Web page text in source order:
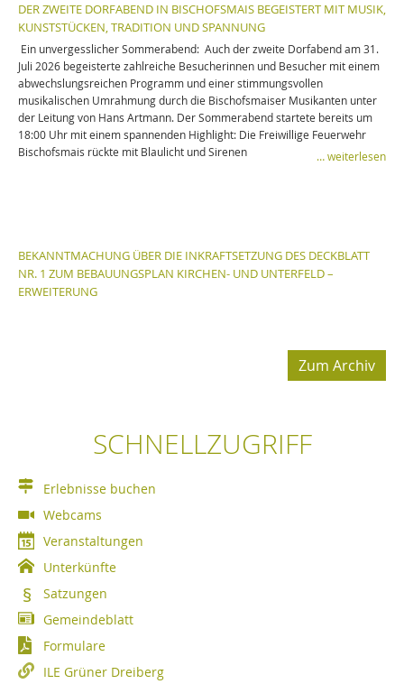
DER ZWEITE DORFABEND IN BISCHOFSMAIS BEGEISTERT MIT MUSIK,
KUNSTSTÜCKEN, TRADITION UND SPANNUNG
Ein unvergesslicher Sommerabend: Auch der zweite Dorfabend am 31.
Juli 2026 begeisterte zahlreiche Besucherinnen und Besucher mit einem
abwechslungsreichen Programm und einer stimmungsvollen
musikalischen Umrahmung durch die Bischofsmaiser Musikanten unter
der Leitung von Hans Artmann. Der Sommerabend startete bereits um
18:00 Uhr mit einem spannenden Highlight: Die Freiwillige Feuerwehr
Bischofsmais rückte mit Blaulicht und Sirenen
… weiterlesen
BEKANNTMACHUNG ÜBER DIE INKRAFTSETZUNG DES DECKBLATT
NR. 1 ZUM BEBAUUNGSPLAN KIRCHEN- UND UNTERFELD –
ERWEITERUNG
Zum Archiv
SCHNELLZUGRIFF
Erlebnisse buchen
Webcams
Veranstaltungen
Unterkünfte
Satzungen
Gemeindeblatt
Formulare
ILE Grüner Dreiberg